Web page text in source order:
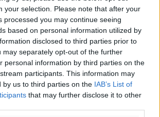
your selection. Please note that after your
processed you may continue seeing
based on personal information utilized by
disclosed to third parties prior to
may separately opt-out of the further
personal information by third parties on the
participants. This information may
by us to third parties on the IAB’s List of
that may further disclose it to other